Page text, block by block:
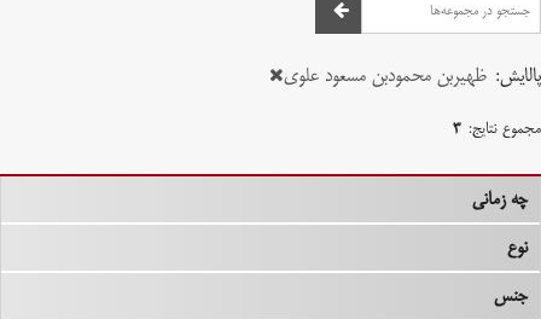
پالایش: ظهیربن محمودبن مسعود علوی
مجموع نتایج: ۳
چه زمانی
نوع
جنس